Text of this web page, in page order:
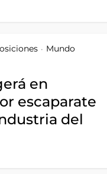
• Mundo
en
escaparate
del